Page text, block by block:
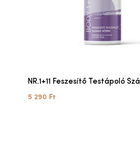
NR.1+11 Feszesítő Testápoló
5 290 Ft